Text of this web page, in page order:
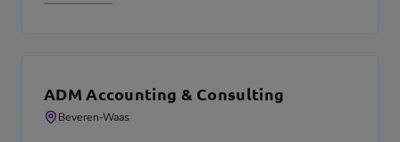
ADM Accounting & Consulting
Beveren-Waas